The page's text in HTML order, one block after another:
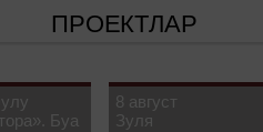
ПРОЕКТЛАР
Буа
8 август
Зуля